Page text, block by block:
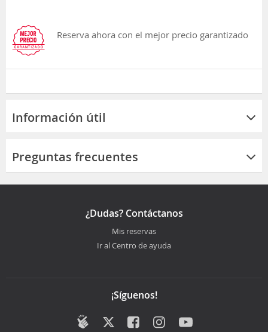
Reserva ahora con el mejor precio garantizado
Información útil
Preguntas frecuentes
¿Dudas? Contáctanos
Mis reservas
Ir al Centro de ayuda
¡Síguenos!